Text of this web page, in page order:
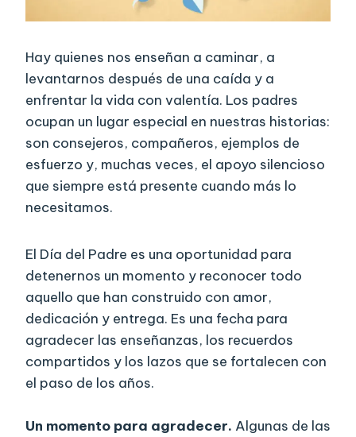
Hay quienes nos enseñan a caminar, a
levantarnos después de una caída y a
enfrentar la vida con valentía. Los padres
ocupan un lugar especial en nuestras historias:
son consejeros, compañeros, ejemplos de
esfuerzo y, muchas veces, el apoyo silencioso
que siempre está presente cuando más lo
necesitamos.
El Día del Padre es una oportunidad para
detenernos un momento y reconocer todo
aquello que han construido con amor,
dedicación y entrega. Es una fecha para
agradecer las enseñanzas, los recuerdos
compartidos y los lazos que se fortalecen con
el paso de los años.
Un momento para agradecer. Algunas de las